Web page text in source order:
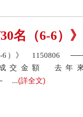
名（6-6）
6-6）》 1150806
交金額
...(詳全文)